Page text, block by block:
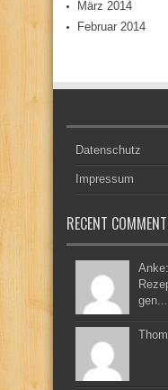
März 2014
Februar 2014
Datenschutz
Impressum
RECENT
gen...